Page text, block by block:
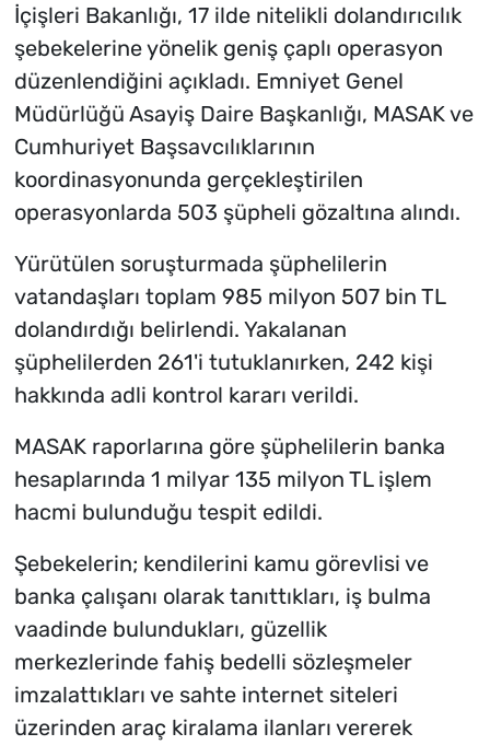
İçişleri Bakanlığı, 17 ilde nitelikli dolandırıcılık
şebekelerine yönelik geniş çaplı operasyon
düzenlendiğini açıkladı. Emniyet Genel
Müdürlüğü Asayiş Daire Başkanlığı, MASAK ve
Cumhuriyet Başsavcılıklarının
koordinasyonunda gerçekleştirilen
operasyonlarda 503 şüpheli gözaltına alındı.
Yürütülen soruşturmada şüphelilerin
vatandaşları toplam 985 milyon 507 bin TL
dolandırdığı belirlendi. Yakalanan
şüphelilerden 261'i tutuklanırken, 242 kişi
hakkında adli kontrol kararı verildi.
MASAK raporlarına göre şüphelilerin banka
hesaplarında 1 milyar 135 milyon TL işlem
hacmi bulunduğu tespit edildi.
Şebekelerin; kendilerini kamu görevlisi ve
banka çalışanı olarak tanıttıkları, iş bulma
vaadinde bulundukları, güzellik
merkezlerinde fahiş bedelli sözleşmeler
imzalattıkları ve sahte internet siteleri
üzerinden araç kiralama ilanları vererek